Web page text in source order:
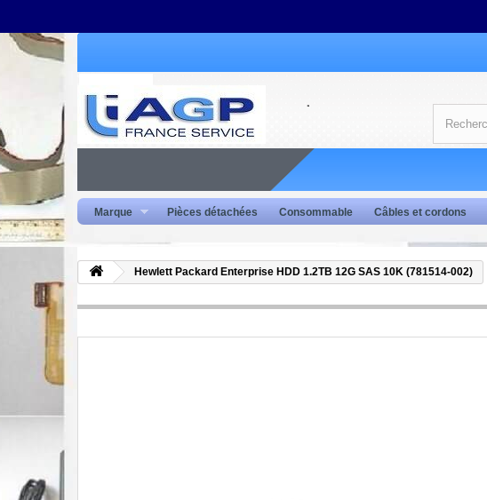
Marque Pièces détachées Consommable Câbles et cordons
Hewlett Packard Enterprise HDD 1.2TB 12G SAS 10K (781514-002)